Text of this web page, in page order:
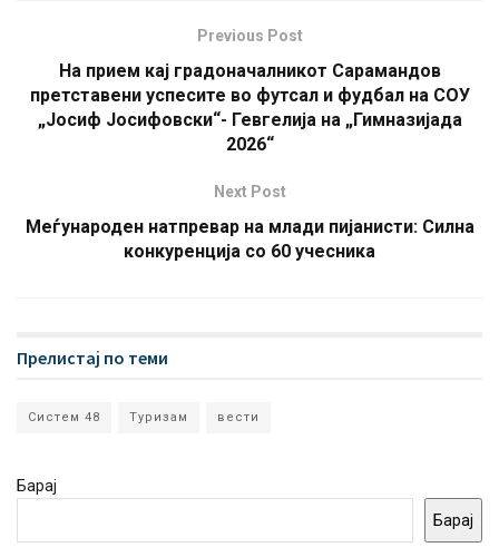
Previous Post
На прием кај градоначалникот Сарамандов
претставени успесите во футсал и фудбал на СОУ
„Јосиф Јосифовски“- Гевгелија на „Гимназијада
2026“
Next Post
Меѓународен натпревар на млади пијанисти: Силна
конкуренција со 60 учесника
Прелистај по теми
Систем 48 Туризам вести
Барај
Барај